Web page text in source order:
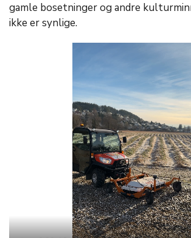
gamle bosetninger og andre
ikke er synlige.